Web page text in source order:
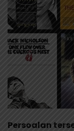
Persoalan